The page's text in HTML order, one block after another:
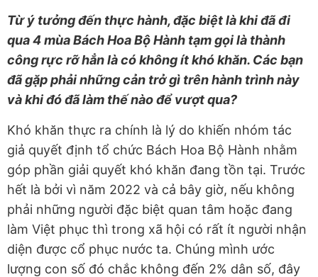
Từ ý tưởng đến thực hành, đặc biệt là khi đã đi
qua 4 mùa Bách Hoa Bộ Hành tạm gọi là thành
công rực rỡ hẳn là có không ít khó khăn. Các bạn
đã gặp phải những cản trở gì trên hành trình này
và khi đó đã làm thế nào để vượt qua?
Khó khăn thực ra chính là lý do khiến nhóm tác
giả quyết định tổ chức Bách Hoa Bộ Hành nhằm
góp phần giải quyết khó khăn đang tồn tại. Trước
hết là bởi vì năm 2022 và cả bây giờ, nếu không
phải những người đặc biệt quan tâm hoặc đang
làm Việt phục thì trong xã hội có rất ít người nhận
diện được cổ phục nước ta. Chúng mình ước
lượng con số đó chắc không đến 2% dân số, đây